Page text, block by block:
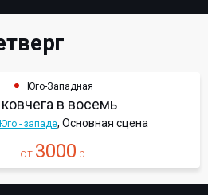
Юго-Западная
в восемь
- западе, Основная сцена
от 3000 р.